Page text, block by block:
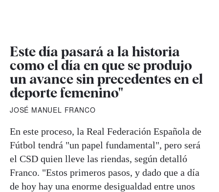
Este día pasará a la historia
como el día en que se produjo
un avance sin precedentes en el
deporte femenino"
JOSÉ MANUEL FRANCO
En este proceso, la Real Federación Española de
Fútbol tendrá "un papel fundamental", pero será
el CSD quien lleve las riendas, según detalló
Franco. "Estos primeros pasos, y dado que a día
de hoy hay una enorme desigualdad entre unos